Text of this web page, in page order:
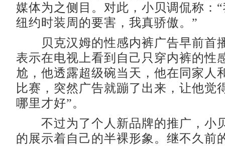
媒体为之侧目。对此，小贝调侃称：
纽约时装周的要害，我真骄傲。”
贝克汉姆的性感内裤广告早前首
表示在电视上看到自己只穿内裤的性
尬，他透露超级碗当天，他在同家人
比赛，突然广告就蹦了出来，让他觉
哪里才好”。
不过为了个人新品牌的推广，小
的展示着自己的半裸形象。继不久前